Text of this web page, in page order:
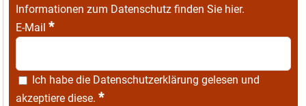
Informationen zum Datenschutz finden Sie hier.
E-Mail *
Ich habe die Datenschutzerklärung gelesen und
akzeptiere diese. *